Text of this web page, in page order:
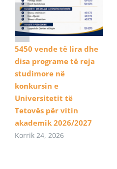
5450 vende të lira dhe
disa programe të reja
studimore në
konkursin e
Universitetit të
Tetovës për vitin
akademik 2026/2027
Korrik 24, 2026